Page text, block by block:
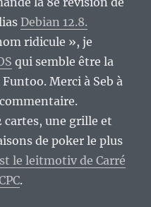
Debian 12.8.
ridicule », je
qui semble être la
Merci à Seb à
cartes, une grille et
de poker le plus
le leitmotiv de Carré
.